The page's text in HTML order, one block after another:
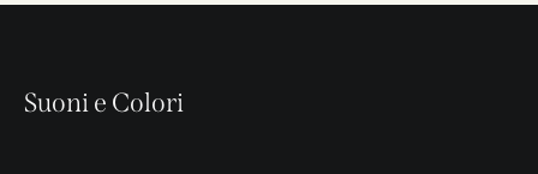
Suoni e Colori